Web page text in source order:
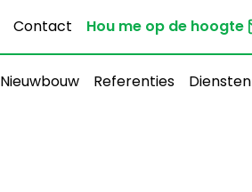
Contact Hou me op de hoogte
Nieuwbouw Referenties Diensten